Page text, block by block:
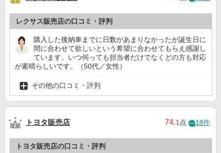
レクサス販売店の口コミ・評判
購入した後納車までに日数があまりなかったが誕生日に
間に合わせて欲しいという希望に合わせてもらえ感謝し
ています。いつ伺っても担当者だけでなくどの方も対応
が素晴らしいです。（50代／女性）
その他の口コミ・評判
トヨタ販売店 74.1点 18件
トヨタ販売店の口コミ・評判